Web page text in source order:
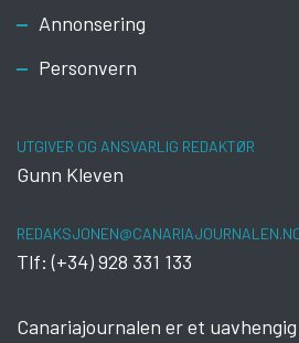
Footer
Annonsering
Personvern
UTGIVER OG ANSVARLIG REDAKTØR
Gunn Kleven
Tlf: (+34) 928 331 133
Canariajournalen er et